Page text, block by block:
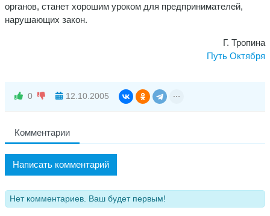
органов, станет хорошим уроком для предпринимателей,
нарушающих закон.
Г. Тропина
Путь Октября
0 12.10.2005
Комментарии
Написать комментарий
Нет комментариев. Ваш будет первым!